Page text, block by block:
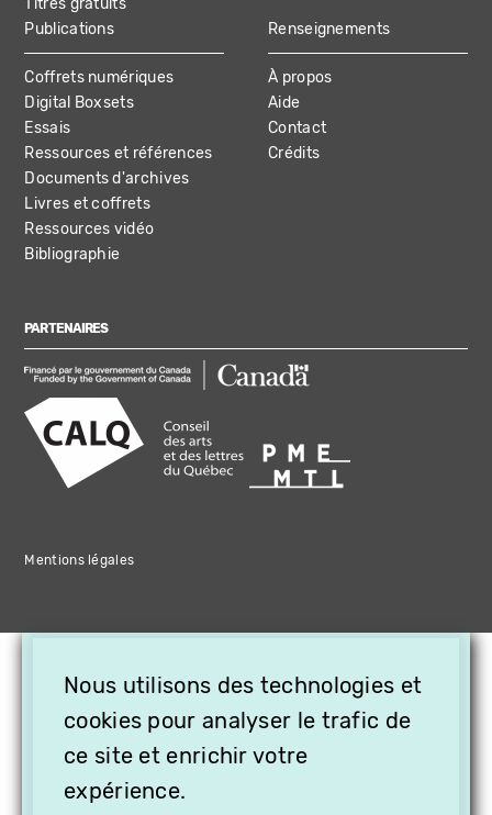
Titres gratuits
Publications
Coffrets numériques
Digital Boxsets
Essais
Ressources et références
Documents d'archives
Livres et coffrets
Ressources vidéo
Bibliographie
Renseignements
À propos
Aide
Contact
Crédits
PARTENAIRES
Mentions légales
Nous utilisons des technologies et
cookies pour analyser le trafic de
ce site et enrichir votre
expérience.
OFFREZ LA VIDÉO EN
CADEAU, ABONNEZ VOS
PROCHES À VITHÈQUE !